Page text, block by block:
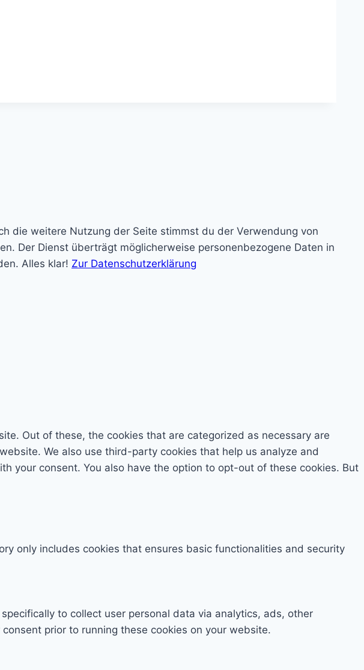
die weitere Nutzung der Seite stimmst du der Verwendung von
Der Dienst überträgt möglicherweise personenbezogene Daten in
Alles klar! Zur Datenschutzerklärung
Out of these, the cookies that are categorized as necessary are
We also use third-party cookies that help us analyze and
your consent. You also have the option to opt-out of these cookies. But
only includes cookies that ensures basic functionalities and security
to collect user personal data via analytics, ads, other
prior to running these cookies on your website.